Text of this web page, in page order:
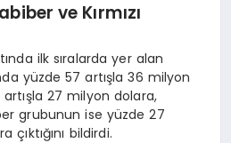
ve Kırmızı
ilk sıralarda yer alan
yüzde 57 artışla 36 milyon
artışla 27 milyon dolara,
grubunun ise yüzde 27
çıktığını bildirdi.